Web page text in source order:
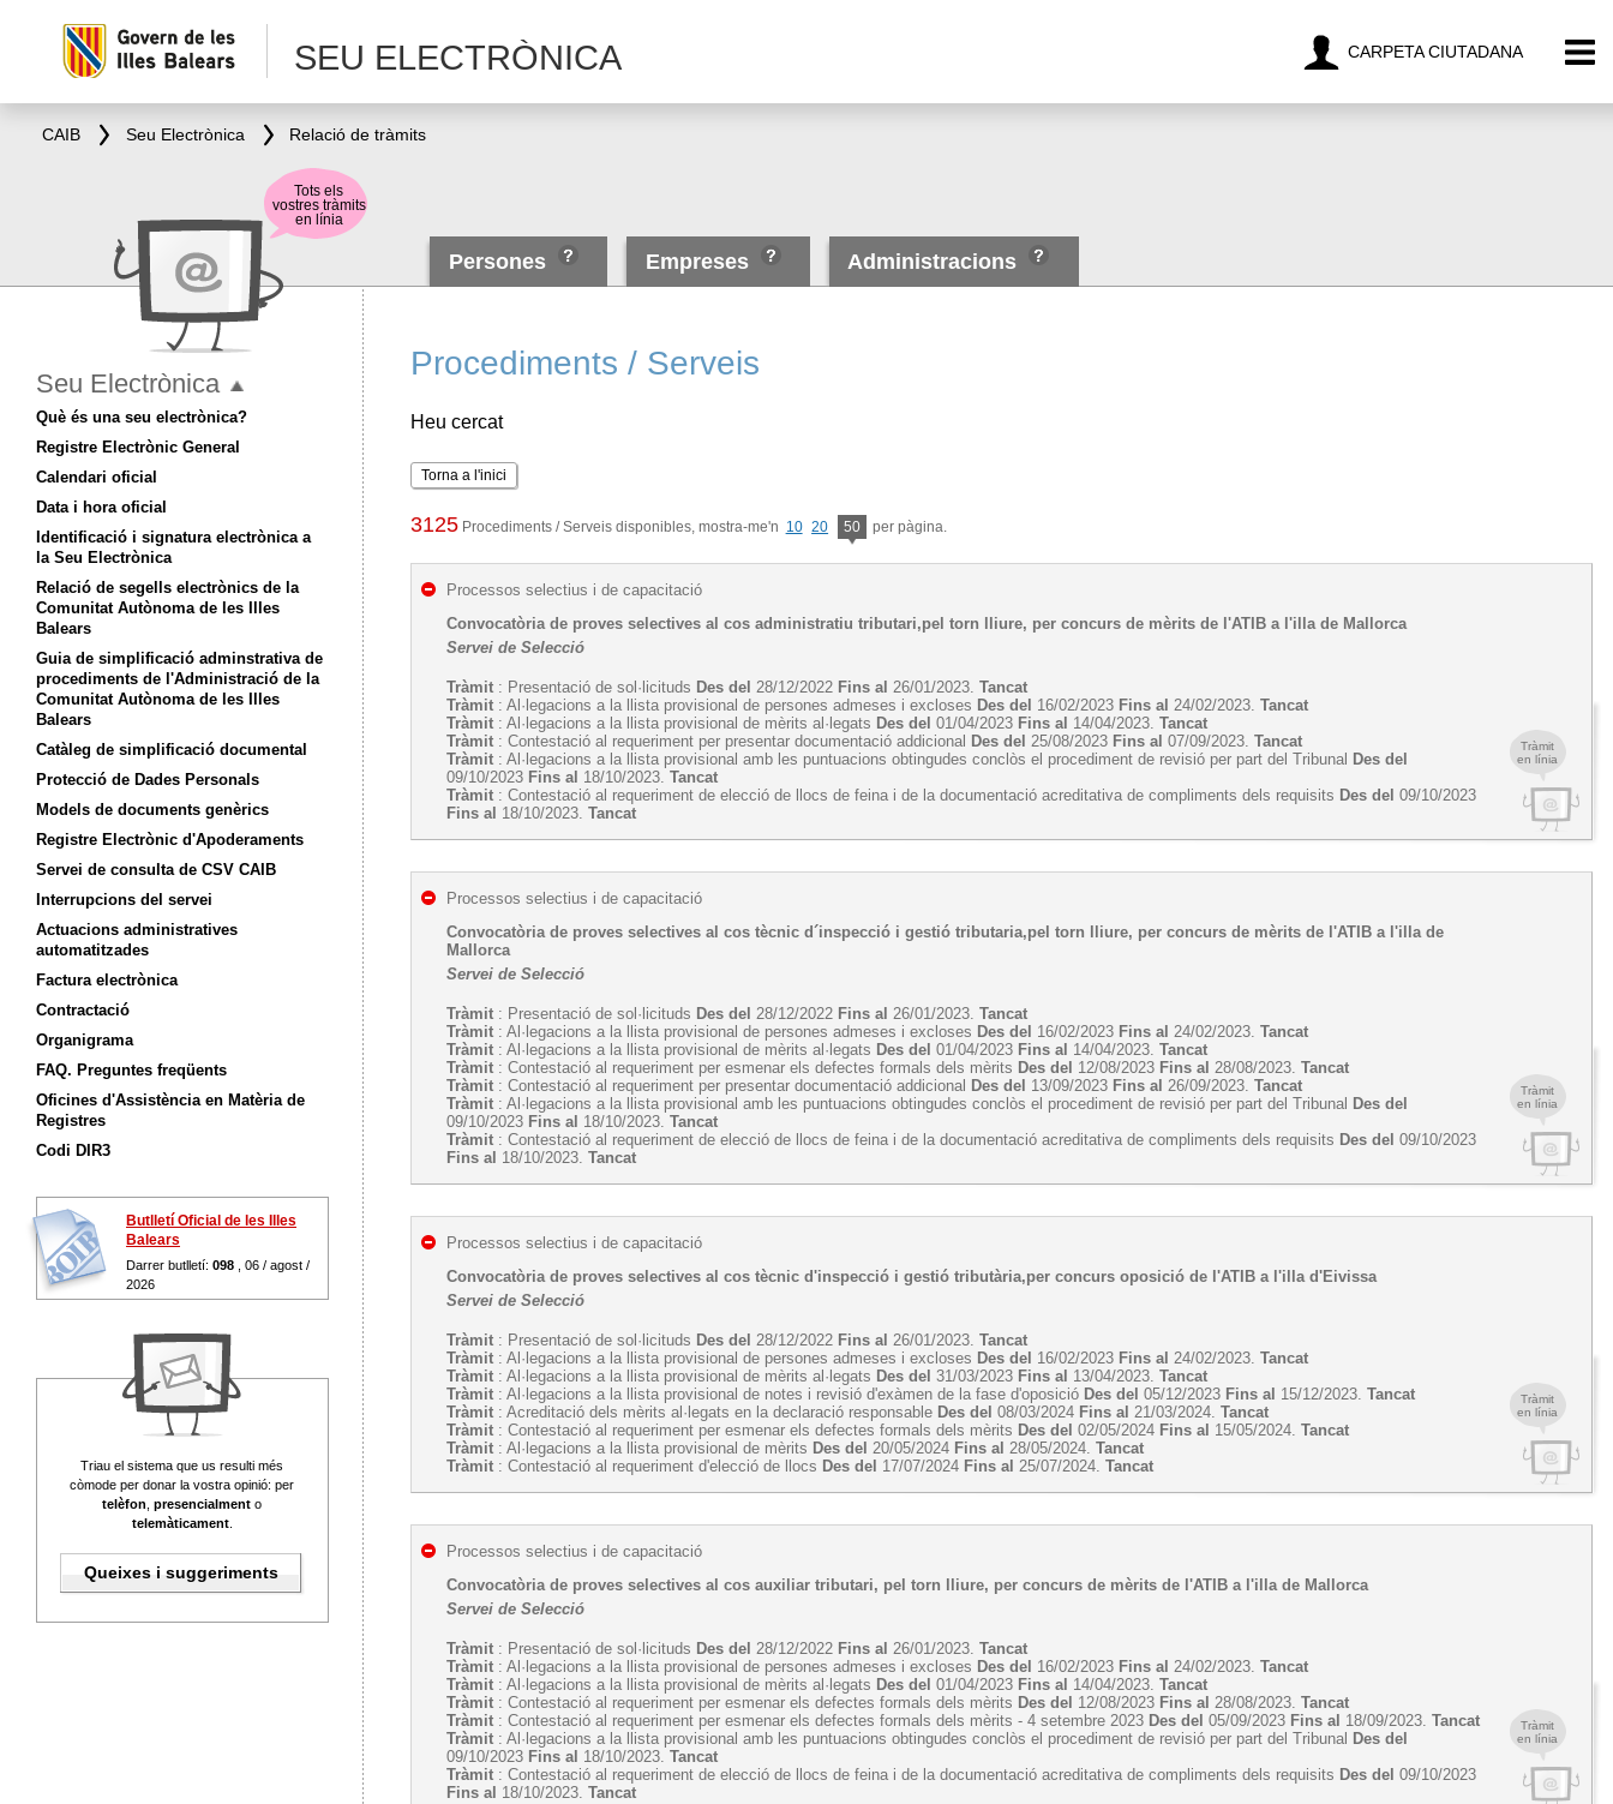
SEU ELECTRÒNICA CARPETA CIUTADANA
CAIB Seu Electrònica Relació de tràmits
Persones Empreses Administracions
Procediments / Serveis
Heu cercat
Torna a l'inici
3125 Procediments / Serveis disponibles, mostra-me'n 10 20 50 per pàgina.
Tràmit
en línia
Processos selectius i de capacitació
Convocatòria de proves selectives al cos administratiu tributari,pel torn lliure, per concurs de mèrits de l'ATIB a l'illa de Mallorca
Servei de Selecció
Tràmit : Presentació de sol·licituds Des del 28/12/2022 Fins al 26/01/2023.Tancat
Tràmit : Al·legacions a la llista provisional de persones admeses i excloses Des del 16/02/2023 Fins al 24/02/2023.Tancat
Tràmit : Al·legacions a la llista provisional de mèrits al·legats Des del 01/04/2023 Fins al 14/04/2023.Tancat
Tràmit : Contestació al requeriment per presentar documentació addicional Des del 25/08/2023 Fins al 07/09/2023.Tancat
Tràmit : Al·legacions a la llista provisional amb les puntuacions obtingudes conclòs el procediment de revisió per part del Tribunal Des del
09/10/2023 Fins al 18/10/2023.Tancat
Tràmit : Contestació al requeriment de elecció de llocs de feina i de la documentació acreditativa de compliments dels requisits Des del 09/10/2023
Fins al 18/10/2023.Tancat
Tràmit
en línia
Processos selectius i de capacitació
Convocatòria de proves selectives al cos tècnic d´inspecció i gestió tributaria,pel torn lliure, per concurs de mèrits de l'ATIB a l'illa de
Mallorca
Servei de Selecció
Tràmit : Presentació de sol·licituds Des del 28/12/2022 Fins al 26/01/2023.Tancat
Tràmit : Al·legacions a la llista provisional de persones admeses i excloses Des del 16/02/2023 Fins al 24/02/2023.Tancat
Tràmit : Al·legacions a la llista provisional de mèrits al·legats Des del 01/04/2023 Fins al 14/04/2023.Tancat
Tràmit : Contestació al requeriment per esmenar els defectes formals dels mèrits Des del 12/08/2023 Fins al 28/08/2023.Tancat
Tràmit : Contestació al requeriment per presentar documentació addicional Des del 13/09/2023 Fins al 26/09/2023.Tancat
Tràmit : Al·legacions a la llista provisional amb les puntuacions obtingudes conclòs el procediment de revisió per part del Tribunal Des del
09/10/2023 Fins al 18/10/2023.Tancat
Tràmit : Contestació al requeriment de elecció de llocs de feina i de la documentació acreditativa de compliments dels requisits Des del 09/10/2023
Fins al 18/10/2023.Tancat
Tràmit
en línia
Processos selectius i de capacitació
Convocatòria de proves selectives al cos tècnic d'inspecció i gestió tributària,per concurs oposició de l'ATIB a l'illa d'Eivissa
Servei de Selecció
Tràmit : Presentació de sol·licituds Des del 28/12/2022 Fins al 26/01/2023.Tancat
Tràmit : Al·legacions a la llista provisional de persones admeses i excloses Des del 16/02/2023 Fins al 24/02/2023.Tancat
Tràmit : Al·legacions a la llista provisional de mèrits al·legats Des del 31/03/2023 Fins al 13/04/2023.Tancat
Tràmit : Al·legacions a la llista provisional de notes i revisió d'exàmen de la fase d'oposició Des del 05/12/2023 Fins al 15/12/2023.Tancat
Tràmit : Acreditació dels mèrits al·legats en la declaració responsable Des del 08/03/2024 Fins al 21/03/2024.Tancat
Tràmit : Contestació al requeriment per esmenar els defectes formals dels mèrits Des del 02/05/2024 Fins al 15/05/2024.Tancat
Tràmit : Al·legacions a la llista provisional de mèrits Des del 20/05/2024 Fins al 28/05/2024.Tancat
Tràmit : Contestació al requeriment d'elecció de llocs Des del 17/07/2024 Fins al 25/07/2024.Tancat
Tràmit
en línia
Processos selectius i de capacitació
Convocatòria de proves selectives al cos auxiliar tributari, pel torn lliure, per concurs de mèrits de l'ATIB a l'illa de Mallorca
Servei de Selecció
Tràmit : Presentació de sol·licituds Des del 28/12/2022 Fins al 26/01/2023.Tancat
Tràmit : Al·legacions a la llista provisional de persones admeses i excloses Des del 16/02/2023 Fins al 24/02/2023.Tancat
Tràmit : Al·legacions a la llista provisional de mèrits al·legats Des del 01/04/2023 Fins al 14/04/2023.Tancat
Tràmit : Contestació al requeriment per esmenar els defectes formals dels mèrits Des del 12/08/2023 Fins al 28/08/2023.Tancat
Tràmit : Contestació al requeriment per esmenar els defectes formals dels mèrits - 4 setembre 2023 Des del 05/09/2023 Fins al 18/09/2023.Tancat
Tràmit : Al·legacions a la llista provisional amb les puntuacions obtingudes conclòs el procediment de revisió per part del Tribunal Des del
09/10/2023 Fins al 18/10/2023.Tancat
Tràmit : Contestació al requeriment de elecció de llocs de feina i de la documentació acreditativa de compliments dels requisits Des del 09/10/2023
Fins al 18/10/2023.Tancat
Tots els
vostres tràmits
en línia
Seu Electrònica
Què és una seu electrònica?
Registre Electrònic General
Calendari oficial
Data i hora oficial
Identificació i signatura electrònica a
la Seu Electrònica
Relació de segells electrònics de la
Comunitat Autònoma de les Illes
Balears
Guia de simplificació adminstrativa de
procediments de l'Administració de la
Comunitat Autònoma de les Illes
Balears
Catàleg de simplificació documental
Protecció de Dades Personals
Models de documents genèrics
Registre Electrònic d'Apoderaments
Servei de consulta de CSV CAIB
Interrupcions del servei
Actuacions administratives
automatitzades
Factura electrònica
Contractació
Organigrama
FAQ. Preguntes freqüents
Oficines d'Assistència en Matèria de
Registres
Codi DIR3
Butlletí Oficial de les Illes
Balears
Darrer butlletí:098 , 06 / agost /
2026
Triau el sistema que us resulti més
còmode per donar la vostra opinió: per
telèfon ,presencialment o
telemàticament.
Queixes i suggeriments